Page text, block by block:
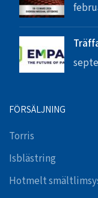
FÖRSÄLJNING
Torris
Isblästring
Hotmelt